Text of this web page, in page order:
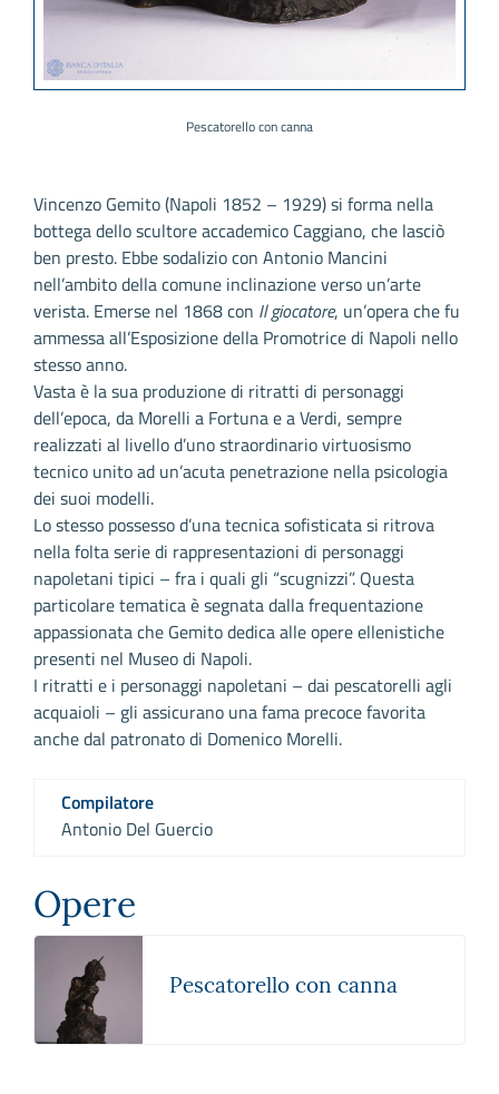
Pescatorello con canna
Vincenzo Gemito (Napoli 1852 – 1929) si forma nella
bottega dello scultore accademico Caggiano, che lasciò
ben presto. Ebbe sodalizio con Antonio Mancini
nell’ambito della comune inclinazione verso un’arte
verista. Emerse nel 1868 con Il giocatore, un’opera che fu
ammessa all’Esposizione della Promotrice di Napoli nello
stesso anno.
Vasta è la sua produzione di ritratti di personaggi
dell’epoca, da Morelli a Fortuna e a Verdi, sempre
realizzati al livello d’uno straordinario virtuosismo
tecnico unito ad un’acuta penetrazione nella psicologia
dei suoi modelli.
Lo stesso possesso d’una tecnica sofisticata si ritrova
nella folta serie di rappresentazioni di personaggi
napoletani tipici – fra i quali gli “scugnizzi”. Questa
particolare tematica è segnata dalla frequentazione
appassionata che Gemito dedica alle opere ellenistiche
presenti nel Museo di Napoli.
I ritratti e i personaggi napoletani – dai pescatorelli agli
acquaioli – gli assicurano una fama precoce favorita
anche dal patronato di Domenico Morelli.
Compilatore
Antonio Del Guercio
Opere
Pescatorello con canna